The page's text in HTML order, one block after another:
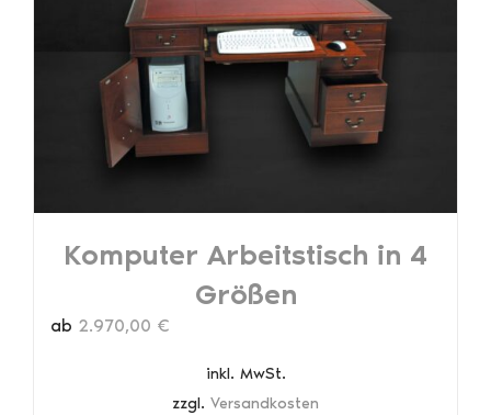
Optionen
können
auf
der
Produktseite
gewählt
Komputer Arbeitstisch in 4
Größen
ab 2.970,00 €
inkl. MwSt.
zzgl. Versandkosten